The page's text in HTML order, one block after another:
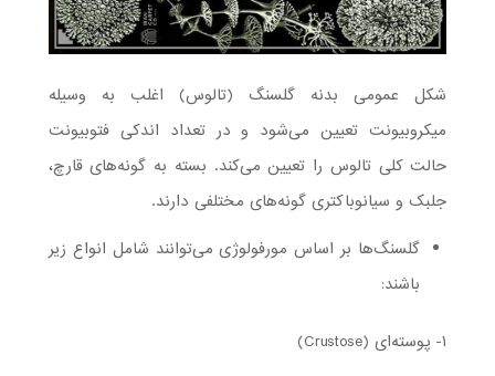
شکل عمومی بدنه گلسنگ (تالوس) اغلب به وسیله
میکروبیونت تعیین می‌شود و در تعداد اندکی فتوبیونت
حالت کلی تالوس را تعیین می‌کند. بسته به گونه‌های قارچ،
جلبک و سیانوباکتری گونه‌های مختلفی دارند.
گلسنگ‌ها بر اساس مورفولوژی می‌توانند شامل انواع زیر
باشند:
۱- پوسته‌ای (Crustose)